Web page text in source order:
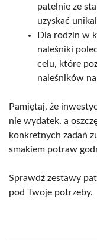
patelnie ze
uzyskać
Dla rodzin w
naleśniki
celu, które
naleśników
Pamiętaj, że
nie wydatek, a
konkretnych zadań
smakiem potraw
Sprawdź zestawy
pod Twoje potrzeby.